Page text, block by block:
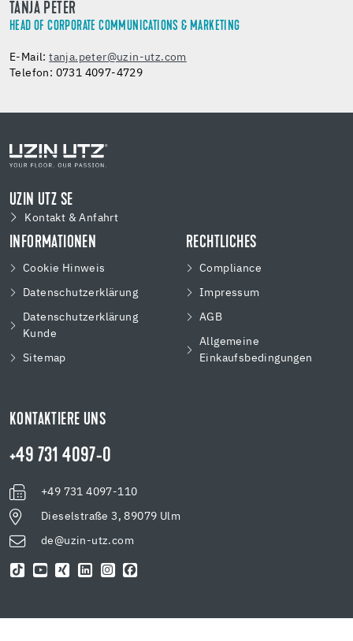
TANJA PETER
HEAD OF CORPORATE COMMUNICATIONS & MARKETING
E-Mail:tanja.peter@uzin-utz.com
Telefon: 0731 4097-4729
UZIN UTZ SE
Kontakt & Anfahrt
INFORMATIONEN
Cookie Hinweis
Datenschutzerklärung
Datenschutzerklärung
Kunde
Sitemap
RECHTLICHES
Compliance
Impressum
AGB
Allgemeine
Einkaufsbedingungen
KONTAKTIERE UNS
+49 731 4097-0
+49 731 4097-110
Dieselstraße 3, 89079 Ulm
de@uzin-utz.com